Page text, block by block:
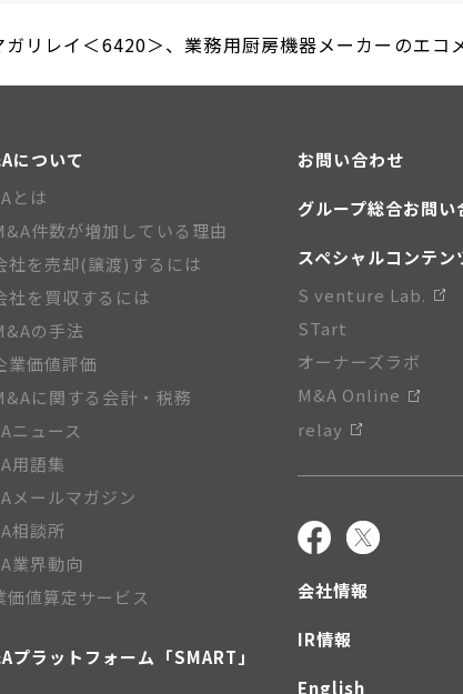
ガリレイ＜6420＞、業務用厨房機器メーカーのエコ
について
とは
件数が増加している理由
社を売却(譲渡)するには
社を買収するには
の手法
業価値評価
に関する会計・税務
ニュース
用語集
メールマガジン
相談所
業界動向
価値算定サービス
プラットフォーム「SMART」
お問い合わせ
グループ総合お問い
スペシャルコンテン
S venture Lab.
STart
オーナーズラボ
M&A Online
relay
会社情報
IR情報
English